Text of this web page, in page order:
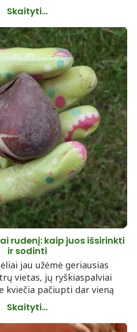
Skaityti...
rudenį: kaip juos išsirinkti
ir sodinti
jau užėmė geriausias
vietas, jų ryškiaspalviai
kviečia pačiupti dar vieną
Skaityti...